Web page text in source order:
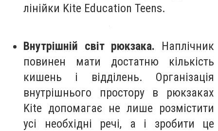
лінійки Kite Education Teens.
Внутрішній світ рюкзака. Наплічник
повинен мати достатню кількість
кишень і відділень. Організація
внутрішнього простору в рюкзаках
Kite допомагає не лише розмістити
усі необхідні речі, а і зробити це